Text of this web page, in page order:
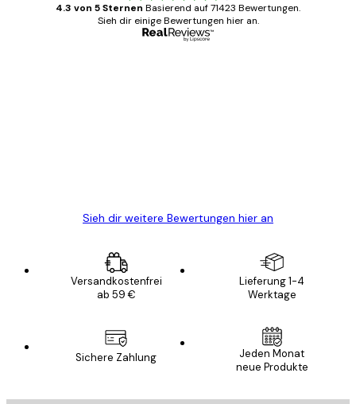
4.3 von 5 Sternen Basierend auf 71423 Bewertungen.
Sieh dir einige Bewertungen hier an.
Sieh dir weitere Bewertungen hier an
Versandkostenfrei
ab 59 €
Lieferung 1-4
Werktage
Sichere Zahlung
Jeden Monat
neue Produkte